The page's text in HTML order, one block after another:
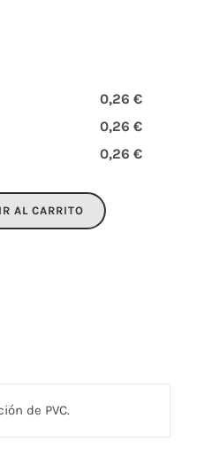
0,26 €
0,26 €
0,26 €
AL CARRITO
de PVC.